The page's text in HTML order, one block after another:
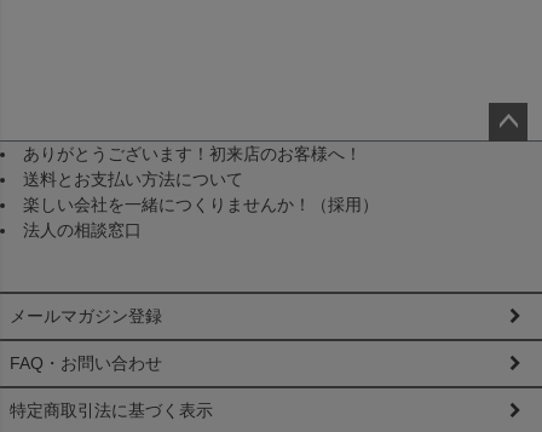
ありがとうございます！初来店のお客様へ！
送料とお支払い方法について
楽しい会社を一緒につくりませんか！（採用）
法人の相談窓口
メールマガジン登録
FAQ・お問い合わせ
特定商取引法に基づく表示